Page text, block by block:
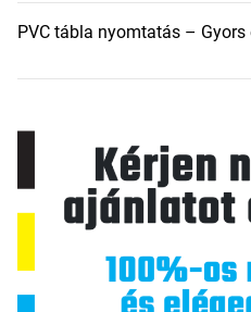
PVC tábla nyomtatás –